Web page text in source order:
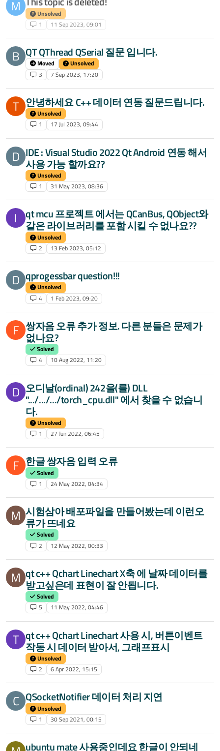
M
Unsolved
1
11 Sep 2023, 09:01
B QT QThread QSerial 질문 입니다.
Moved
Unsolved
3
7 Sep 2023, 17:20
T 안녕하세요 C++ 데이터 연동 질문드립니다.
Unsolved
1
17 Jul 2023, 09:44
D IDE : Visual Studio 2022 Qt Android 연동 해서
사용 가능 할까요??
Unsolved
1
31 May 2023, 08:36
I qt mcu 프로젝트 에서는 QCanBus, QObject와
같은 라이브러리를 포함 시킬 수 없나요??
Unsolved
2
13 Feb 2023, 05:12
D qprogessbar question!!!
Unsolved
4
1 Feb 2023, 09:20
F 쌍자음 오류 추가 정보. 다른 분들은 문제가
없나요?
Solved
4
10 Aug 2022, 11:20
D 오디날(ordinal) 242을(를) DLL
".../.../.../torch_cpu.dll" 에서 찾을 수 없습니
다.
Unsolved
1
27 Jun 2022, 06:45
F 한글 쌍자음 입력 오류
Solved
1
24 May 2022, 04:34
M 시험삼아 배포파일을 만들어봤는데 이런오
류가 뜨네요
Solved
2
12 May 2022, 00:33
M qt c++ Qchart Linechart X축 에 날짜 데이터를
받고싶은데 표현이 잘 안됩니다.
Solved
5
11 May 2022, 04:46
T qt c++ Qchart Linechart 사용 시, 버튼이벤트
작동 시 데이터 받아서, 그래프표시
Unsolved
2
6 Apr 2022, 15:15
C QSocketNotifier 데이터 처리 지연
Unsolved
1
30 Sep 2021, 00:15
ubuntu mate 사용중인데요 한글이 안되네